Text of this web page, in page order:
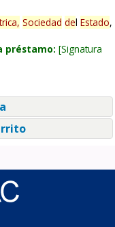
Sociedad del Estado,
préstamo: Signatura